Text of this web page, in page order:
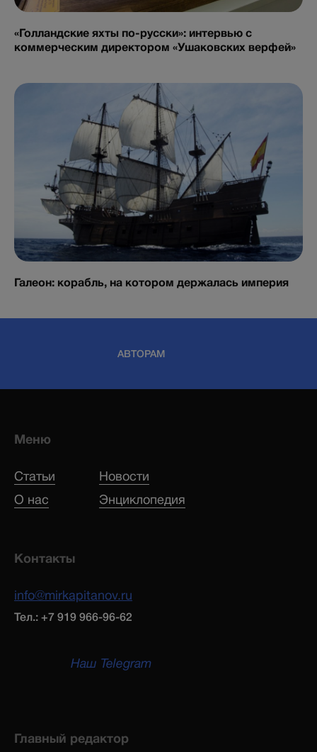
«Голландские яхты по-русски»: интервью с
коммерческим директором «Ушаковских верфей»
Галеон: корабль, на котором держалась империя
АВТОРАМ
Меню
Статьи
Новости
О нас
Энциклопедия
Контакты
info@mirkapitanov.ru
Тел.: +7 919 966-96-62
Наш Telegram
Главный редактор